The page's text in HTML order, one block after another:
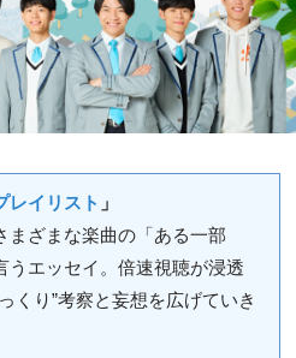
レイリスト 」
まざまな楽曲の「ある一部
うエッセイ。倍速視聴が浸透
くり”考察と妄想を広げていき